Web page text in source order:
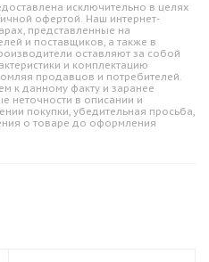
исключительно в целях
офертой. Наш интернет-
представленные на
и поставщиков, а также в
оставляют за собой
и комплектацию
продавцов и потребителей.
к данному факту и заранее
неточности в описании и
покупки, убедительная просьба,
о товаре до оформления